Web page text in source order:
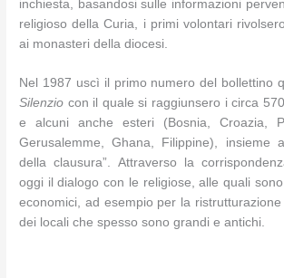
inchiesta, basandosi sulle informazioni
religioso della Curia, i primi volontari
ai monasteri della diocesi.
Nel 1987 uscì il primo numero del bollettino
Silenzio con il quale si raggiunsero i circa
e alcuni anche esteri (Bosnia, Croazia,
Gerusalemme, Ghana, Filippine), insieme
della clausura”. Attraverso la
oggi il dialogo con le religiose, alle quali
economici, ad esempio per la
dei locali che spesso sono grandi e antichi.